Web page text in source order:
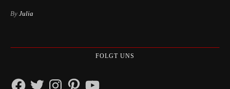
By Julia
FOLGT UNS
FacebookTwitterInstagramPinterestYouTube